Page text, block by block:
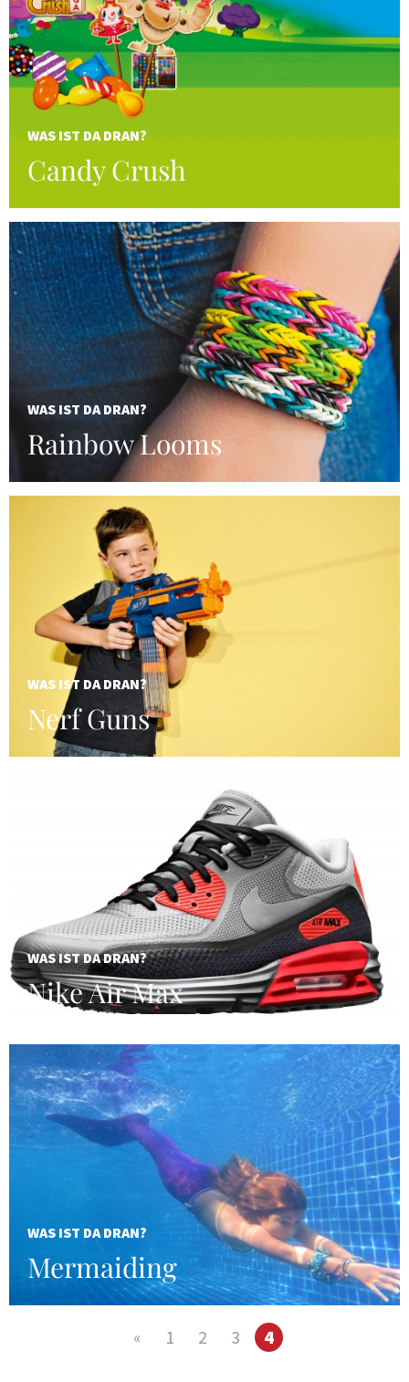
WAS IST DA DRAN?
Candy Crush
WAS IST DA DRAN?
Rainbow Looms
WAS IST DA DRAN?
Nerf Guns
WAS IST DA DRAN?
Nike Air Max
WAS IST DA DRAN?
Mermaiding
« 1 2 3 4